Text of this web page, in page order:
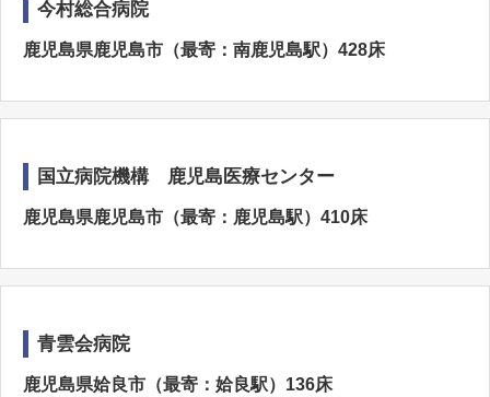
今村総合病院
鹿児島県鹿児島市（最寄：南鹿児島駅）428床
国立病院機構 鹿児島医療センター
鹿児島県鹿児島市（最寄：鹿児島駅）410床
青雲会病院
鹿児島県姶良市（最寄：姶良駅）136床